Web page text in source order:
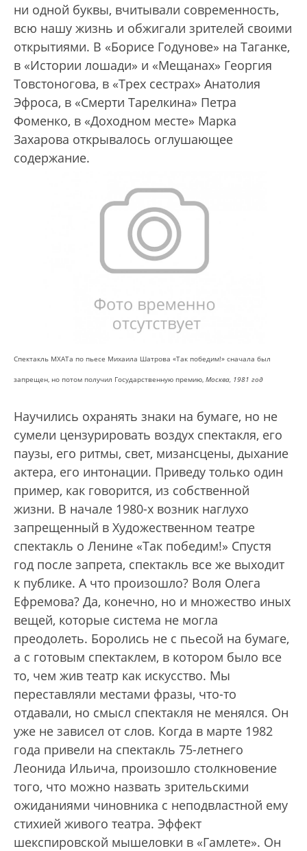
ни одной буквы, вчитывали современность,
всю нашу жизнь и обжигали зрителей своими
открытиями. В «Борисе Годунове» на Таганке,
в «Истории лошади» и «Мещанах» Георгия
Товстоногова, в «Трех сестрах» Анатолия
Эфроса, в «Смерти Тарелкина» Петра
Фоменко, в «Доходном месте» Марка
Захарова открывалось оглушающее
содержание.
Спектакль МХАТа по пьесе Михаила Шатрова «Так победим!» сначала был
запрещен, но потом получил Государственную премию, Москва, 1981 год
Научились охранять знаки на бумаге, но не
сумели цензурировать воздух спектакля, его
паузы, его ритмы, свет, мизансцены, дыхание
актера, его интонации. Приведу только один
пример, как говорится, из собственной
жизни. В начале 1980-х возник наглухо
запрещенный в Художественном театре
спектакль о Ленине «Так победим!» Спустя
год после запрета, спектакль все же выходит
к публике. А что произошло? Воля Олега
Ефремова? Да, конечно, но и множество иных
вещей, которые система не могла
преодолеть. Боролись не с пьесой на бумаге,
а с готовым спектаклем, в котором было все
то, чем жив театр как искусство. Мы
переставляли местами фразы, что-то
отдавали, но смысл спектакля не менялся. Он
уже не зависел от слов. Когда в марте 1982
года привели на спектакль 75-летнего
Леонида Ильича, произошло столкновение
того, что можно назвать зрительскими
ожиданиями чиновника с неподвластной ему
стихией живого театра. Эффект
шекспировской мышеловки в «Гамлете». Он